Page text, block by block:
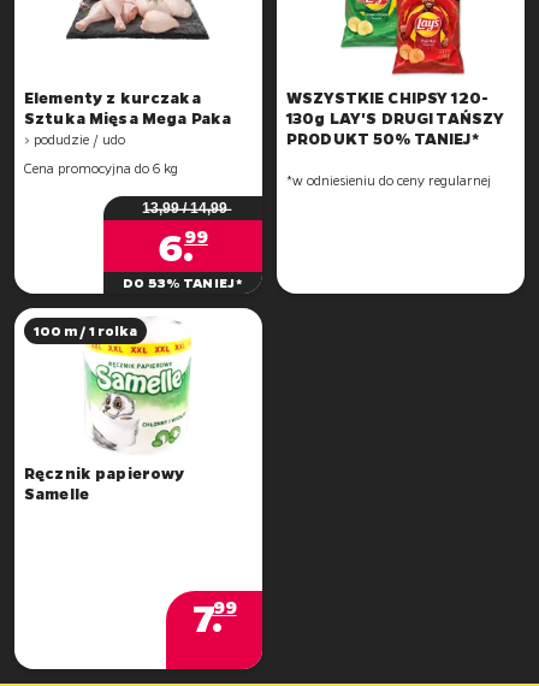
Elementy z kurczaka
Sztuka Mięsa Mega Paka
> podudzie / udo
Cena promocyjna do 6 kg
1̶3̶,̶9̶9̶ ̶/̶ ̶1̶4̶,̶9̶9̶
6.
99
DO 53% TANIEJ*
WSZYSTKIE CHIPSY 120-
130g LAY'S DRUGI TAŃSZY
PRODUKT 50% TANIEJ*
*w odniesieniu do ceny regularnej
100 m / 1 rolka
Ręcznik papierowy
Samelle
7.
99